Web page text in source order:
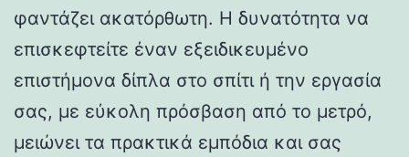
φαντάζει ακατόρθωτη. Η δυνατότητα να
επισκεφτείτε έναν εξειδικευμένο
επιστήμονα δίπλα στο σπίτι ή την εργασία
σας, με εύκολη πρόσβαση από το μετρό,
μειώνει τα πρακτικά εμπόδια και σας